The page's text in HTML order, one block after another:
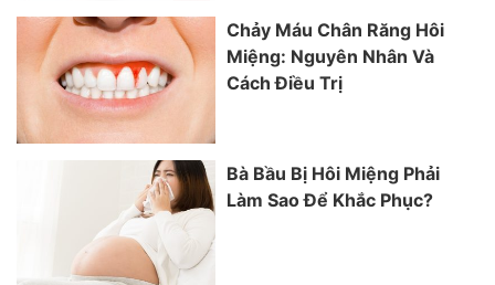
Chảy Máu Chân Răng Hôi
Miệng: Nguyên Nhân Và
Cách Điều Trị
Bà Bầu Bị Hôi Miệng Phải
Làm Sao Để Khắc Phục?